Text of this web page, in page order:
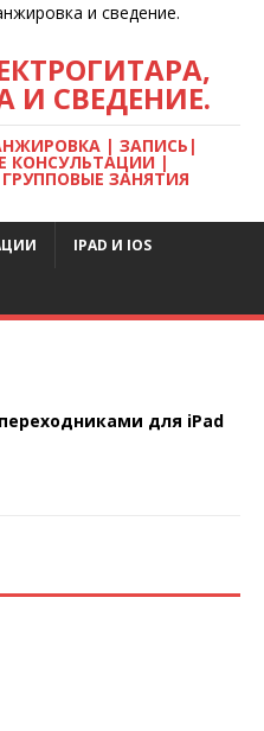
И СВЕДЕНИЕ.
| ЗАПИСЬ|
КОНСУЛЬТАЦИИ |
ЗАНЯТИЯ
IPAD И IOS
для iPad